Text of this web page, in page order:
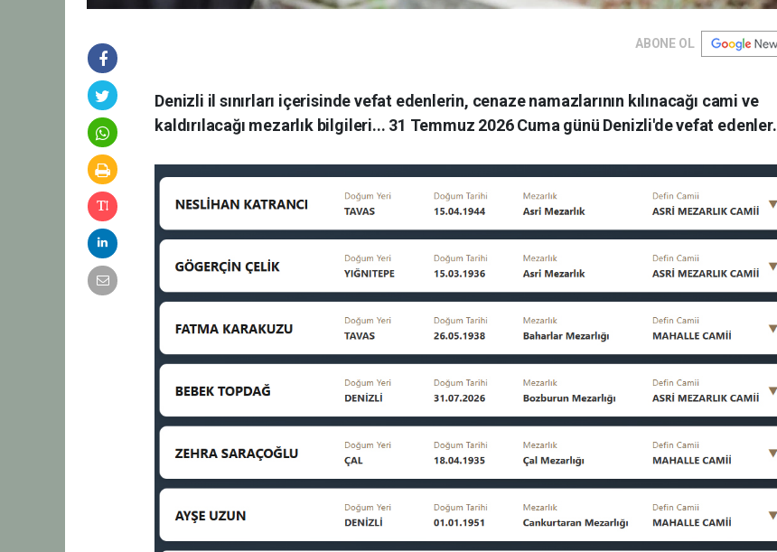
ABONE OL
Denizli il sınırları içerisinde vefat edenlerin, cenaze namazlarının kılınacağı cami ve
kaldırılacağı mezarlık bilgileri... 31 Temmuz 2026 Cuma günü Denizli'de vefat edenler.